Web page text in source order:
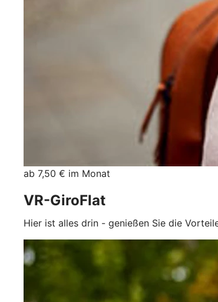
ab 7,50 € im Monat
VR-GiroFlat
Hier ist alles drin - genießen Sie die